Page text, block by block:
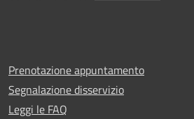
Prenotazione appuntamento
Segnalazione disservizio
Leggi le FAQ